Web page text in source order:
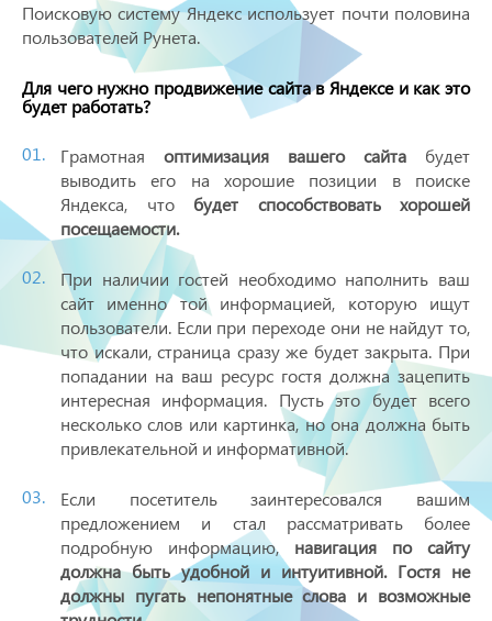
Поисковую систему Яндекс использует почти половина
пользователей Рунета.
Для чего нужно продвижение сайта в Яндексе и как это
будет работать?
Грамотная оптимизация вашего сайта будет
выводить его на хорошие позиции в поиске
Яндекса, что будет способствовать хорошей
посещаемости.
При наличии гостей необходимо наполнить ваш
сайт именно той информацией, которую ищут
пользователи. Если при переходе они не найдут то,
что искали, страница сразу же будет закрыта. При
попадании на ваш ресурс гостя должна зацепить
интересная информация. Пусть это будет всего
несколько слов или картинка, но она должна быть
привлекательной и информативной.
Если посетитель заинтересовался вашим
предложением и стал рассматривать более
подробную информацию, навигация по сайту
должна быть удобной и интуитивной. Гостя не
должны пугать непонятные слова и возможные